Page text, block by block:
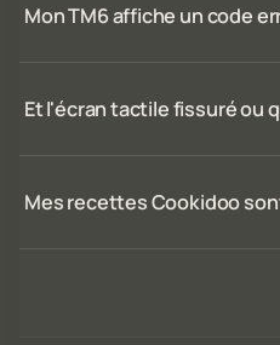
Mon TM6 affiche un code
Et l'écran tactile fissuré ou
Mes recettes Cookidoo